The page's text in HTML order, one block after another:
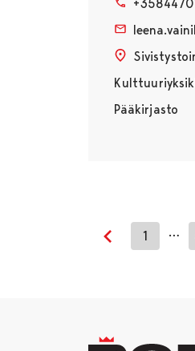
Pääkirjasto
Edellinen sivu
1 …